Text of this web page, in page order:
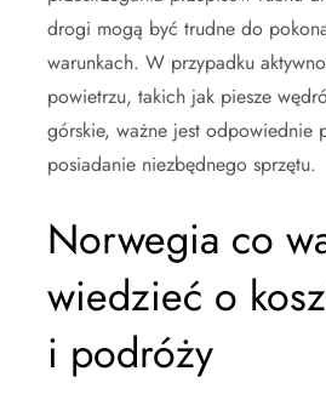
drogi mogą być trudne do
warunkach. W przypadku
powietrzu, takich jak piesze
górskie, ważne jest odpowiednie
posiadanie niezbędnego sprzętu.
Norwegia co
wiedzieć o
i podróży